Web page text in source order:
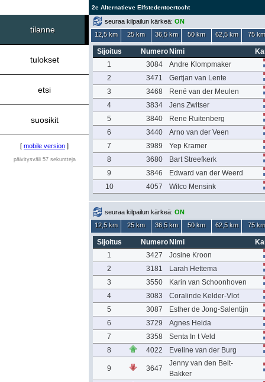
2e Alternatieve Elfstedentoertocht
tilanne
tulokset
etsi
suosikit
[ mobile version ]
päivitysväli 57 sekuntteja
seuraa kilpailun kärkeä: ON
12,5 km
25 km 36,5 km 50 km 62,5 km 75 km
Sijoitus Numero Nimi
1
3084
Andre Klompmaker
2
3471
Gertjan van Lente
3
3468
René van der Meulen
4
3834
Jens Zwitser
5
3840
Rene Ruitenberg
6
3440
Arno van der Veen
7
3989
Yep Kramer
8
3680
Bart Streefkerk
9
3846
Edward van der Weerd
10
4057 Wilco Mensink
seuraa kilpailun kärkeä: ON
12,5 km
25 km 36,5 km 50 km 62,5 km 75 km
Sijoitus Numero Nimi
1
3427
Josine Kroon
2
3181
Larah Hettema
3
3550
Karin van Schoonhoven
4
3083
Coralinde Kelder-Vlot
5
3087
Esther de Jong-Salentijn
6
3729
Agnes Heida
7
3358
Senta In t Veld
8
4022 Eveline van der Burg
9 3647
Jenny van den Belt-
Bakker